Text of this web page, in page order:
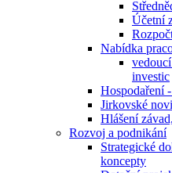
Účetní
Nabídka
investic
Hospodaření
Jirkovské
Hlášení
Rozvoj a podnikání
Strategické
koncepty